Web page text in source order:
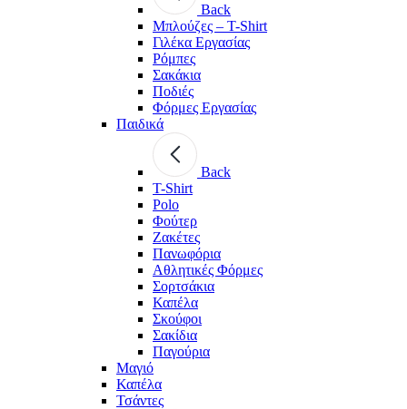
Back
Μπλούζες – T-Shirt
Γιλέκα Εργασίας
Ρόμπες
Σακάκια
Ποδιές
Φόρμες Εργασίας
Παιδικά
Back
T-Shirt
Polo
Φούτερ
Ζακέτες
Πανωφόρια
Αθλητικές Φόρμες
Σορτσάκια
Καπέλα
Σκούφοι
Σακίδια
Παγούρια
Μαγιό
Καπέλα
Τσάντες